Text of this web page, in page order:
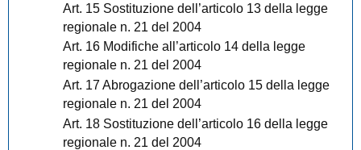
Art. 15 Sostituzione dell’articolo 13 della legge
regionale n. 21 del 2004
Art. 16 Modifiche all’articolo 14 della legge
regionale n. 21 del 2004
Art. 17 Abrogazione dell’articolo 15 della legge
regionale n. 21 del 2004
Art. 18 Sostituzione dell’articolo 16 della legge
regionale n. 21 del 2004